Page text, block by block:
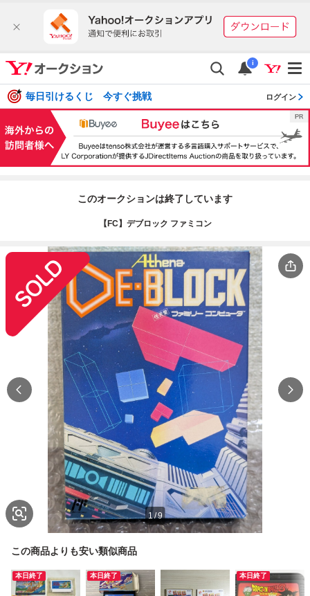
i
毎日引けるくじ 今すぐ挑戦 ログイン
このオークションは終了しています
【FC】デブロック ファミコン
1/9
この商品よりも安い類似商品
本日終了 本日終了 本日終了